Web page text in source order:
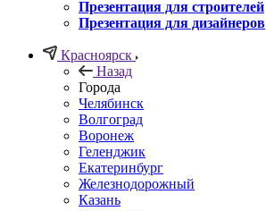
Презентация для строителей
Презентация для дизайнеров
Красноярск
Назад
Города
Челябинск
Волгоград
Воронеж
Геленджик
Екатеринбург
Железнодорожный
Казань